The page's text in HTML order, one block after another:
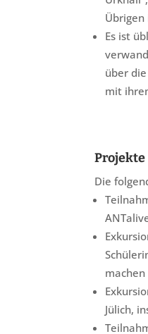
Es ist
über
mit
Projekte
Die
machen
Jülich,